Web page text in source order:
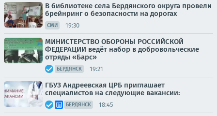
В библиотеке села Бердянского округа провели
брейнринг о безопасности на дорогах
СМИ 19:30
МИНИСТЕРСТВО ОБОРОНЫ РОССИЙСКОЙ
ФЕДЕРАЦИИ ведёт набор в добровольческие
отряды «Барс»
БЕРДЯНСК 19:21
ГБУЗ Андреевская ЦРБ приглашает
специалистов на следующие вакансии:
БЕРДЯНСК 18:45